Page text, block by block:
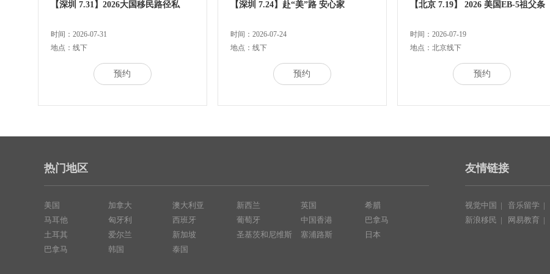
【深圳 7.31】2026大国移民路径私
时间：2026-07-31
地点：线下
预约
【深圳 7.24】赴“美”路 安心家
时间：2026-07-24
地点：线下
预约
【北京 7.19】 2026 美国EB-5祖父条
时间：2026-07-19
地点：北京线下
预约
热门地区
美国
马耳他
土耳其
巴拿马
加拿大
匈牙利
爱尔兰
韩国
澳大利亚
西班牙
新加坡
泰国
新西兰
葡萄牙
圣基茨和尼维斯
英国
中国香港
塞浦路斯
希腊
巴拿马
日本
友情链接
视觉中国 | 音乐留学 |
新浪移民 | 网易教育 |